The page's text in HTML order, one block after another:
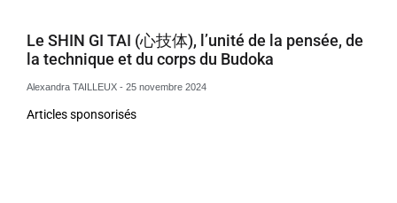
Le SHIN GI TAI (心技体), l’unité de la pensée, de
la technique et du corps du Budoka
Alexandra TAILLEUX 25 novembre 2024
Articles sponsorisés